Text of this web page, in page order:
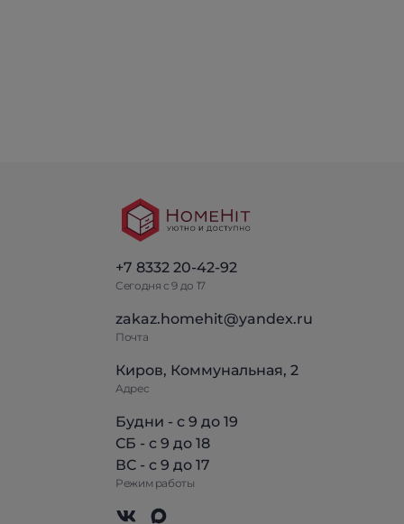
+7 8332 20-42-92
Сегодня с 9 до 17
zakaz.homehit@yandex.ru
Почта
Киров, Коммунальная, 2
Адрес
Будни - с 9 до 19
СБ - с 9 до 18
ВС - с 9 до 17
Режим работы